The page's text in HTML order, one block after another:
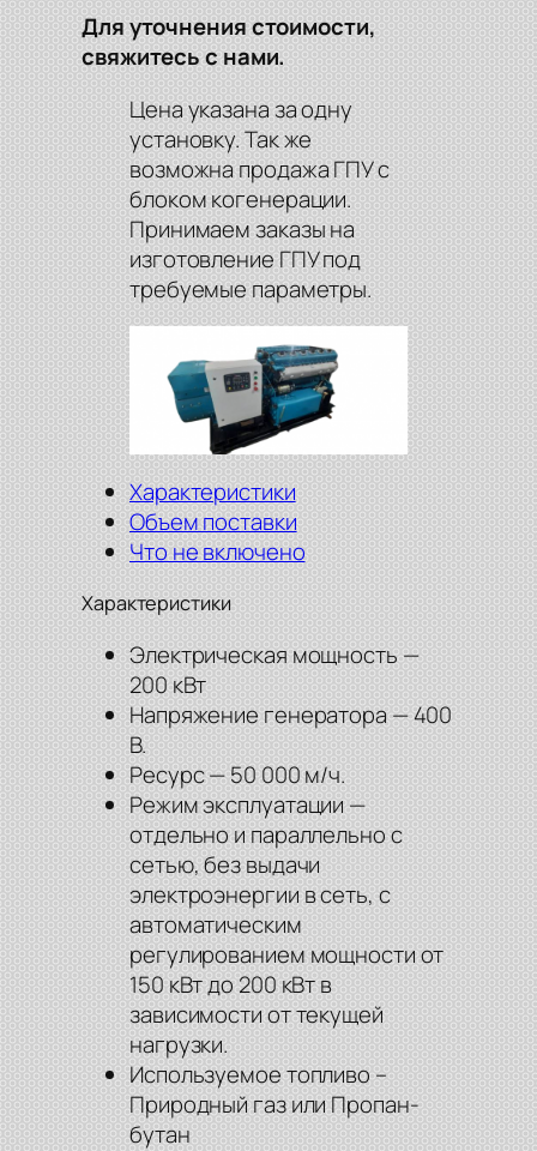
Для уточнения стоимости,
свяжитесь с нами.
Цена указана за одну
установку. Так же
возможна продажа ГПУ с
блоком когенерации.
Принимаем заказы на
изготовление ГПУ под
требуемые параметры.
Характеристики
Объем поставки
Что не включено
Характеристики
Электрическая мощность —
200 кВт
Напряжение генератора — 400
В.
Ресурс — 50 000 м/ч.
Режим эксплуатации —
отдельно и параллельно с
сетью, без выдачи
электроэнергии в сеть, с
автоматическим
регулированием мощности от
150 кВт до 200 кВт в
зависимости от текущей
нагрузки.
Используемое топливо –
Природный газ или Пропан-
бутан